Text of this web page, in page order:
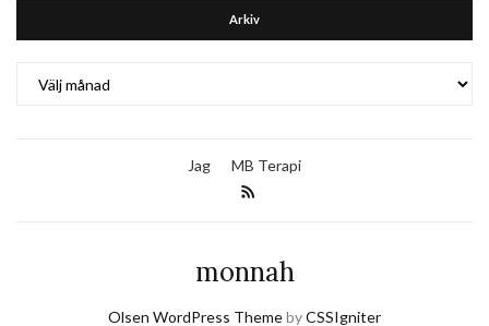
Arkiv
Jag MB Terapi
monnah
Olsen WordPress ThemebyCSSIgniter